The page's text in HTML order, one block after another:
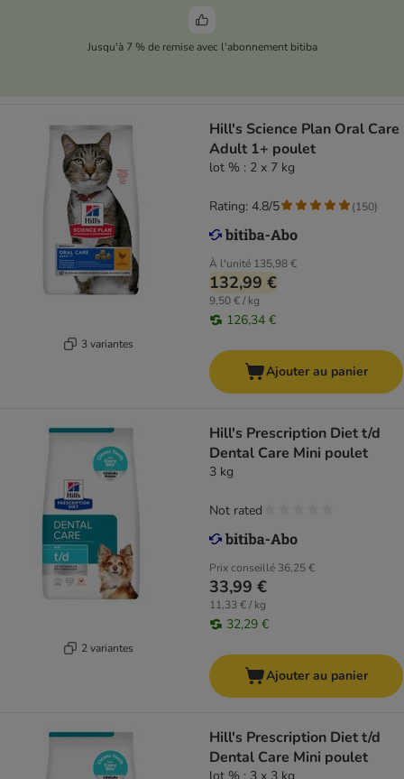
Jusqu'à 7 % de remise avec l'abonnement bitiba
3 variantes
Hill's Science Plan Oral Care
Adult 1+ poulet
lot % : 2 x 7 kg
À l'unité 135,98 €
132,99 €
9,50 € / kg
126,34 €
Rating: 4.8/5 (150)
Ajouter au panier
2 variantes
Hill's Prescription Diet t/d
Dental Care Mini poulet
3 kg
Prix conseillé 36,25 €
33,99 €
11,33 € / kg
32,29 €
Not rated
Ajouter au panier
Hill's Prescription Diet t/d
Dental Care Mini poulet